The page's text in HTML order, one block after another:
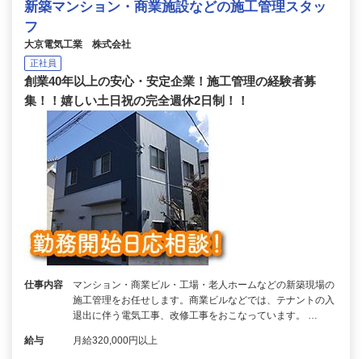
新築マンション・商業施設などの施工管理スタッ
フ
大京電気工業 株式会社
正社員
創業40年以上の安心・安定企業！施工管理の経験者募
集！！嬉しい土日祝の完全週休2日制！！
仕事内容
マンション・商業ビル・工場・老人ホームなどの新築現場の
施工管理をお任せします。商業ビルなどでは、テナントの入
退出に伴う電気工事、改修工事をおこなっています。 …
給与 月給320,000円以上